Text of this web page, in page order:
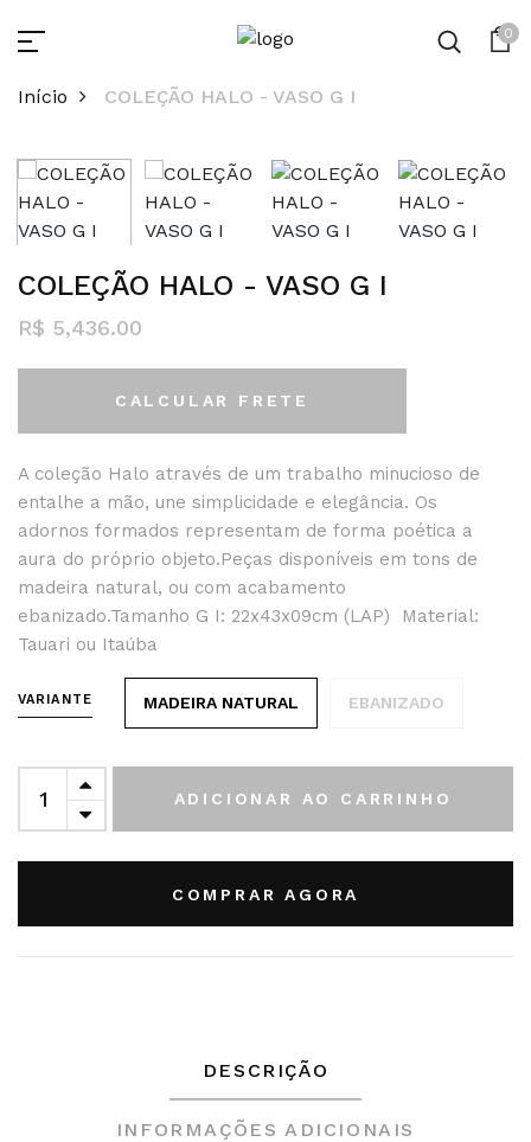
0
Início COLEÇÃO HALO - VASO G I
COLEÇÃO HALO - VASO G I
R$ 5,436.00
CALCULAR FRETE
A coleção Halo através de um trabalho minucioso de
entalhe a mão, une simplicidade e elegância. Os
adornos formados representam de forma poética a
aura do próprio objeto.Peças disponíveis em tons de
madeira natural, ou com acabamento
ebanizado.Tamanho G I: 22x43x09cm (LAP) Material:
Tauari ou Itaúba
VARIANTE MADEIRA NATURAL EBANIZADO
ADICIONAR AO CARRINHO
COMPRAR AGORA
DESCRIÇÃO
INFORMAÇÕES ADICIONAIS